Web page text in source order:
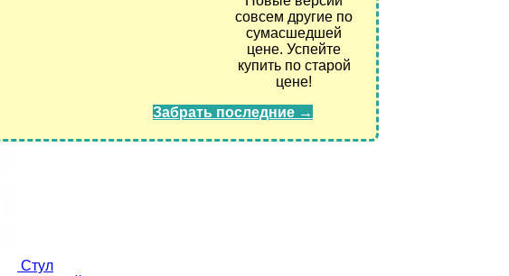
Стул
совсем другие по
сумасшедшей
цене. Успейте
купить по старой
цене!
Забрать последние →